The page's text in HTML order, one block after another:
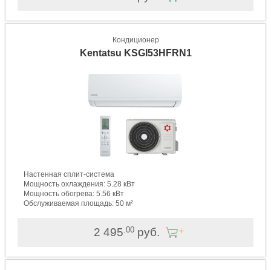
Кондиционер
Kentatsu KSGI53HFRN1
Настенная сплит-система
Мощность охлаждения: 5.28 кВт
Мощность обогрева: 5.56 кВт
Обслуживаемая площадь: 50 м²
2 495 .00руб.